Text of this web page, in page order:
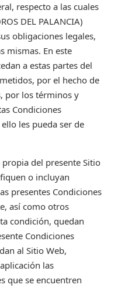
respecto a las cuales
DEL PALANCIA)
obligaciones legales,
mismas. En este
a estas partes del
por el hecho de
por los términos y
Condiciones
les pueda ser de
del presente Sitio
o incluyan
presentes Condiciones
así como otros
condición, quedan
Condiciones
al Sitio Web,
las
que se encuentren